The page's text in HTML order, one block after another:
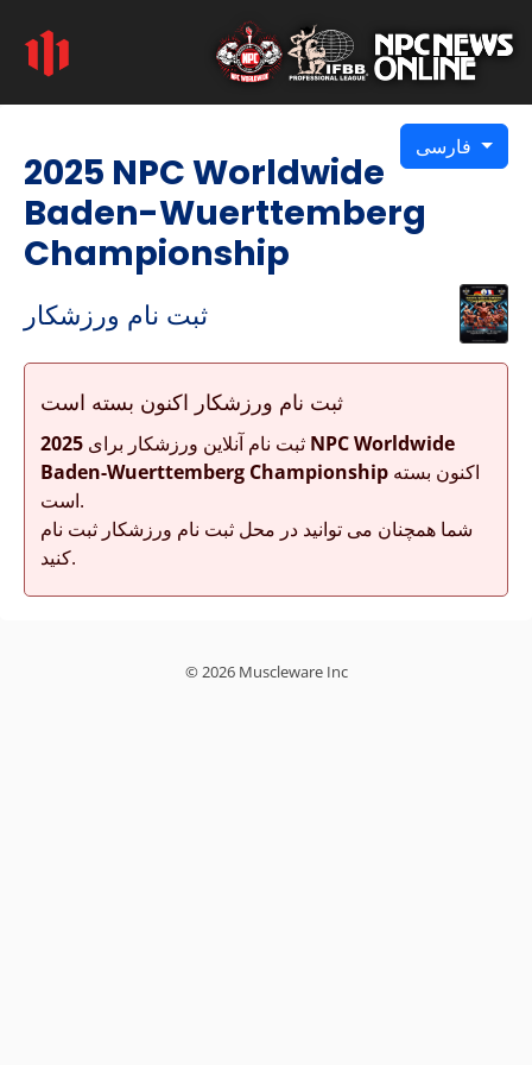
2025 NPC Worldwide
Baden-Wuerttemberg
Championship
ثبت نام ورزشکار
ثبت نام ورزشکار اکنون بسته است
ثبت نام آنلاین ورزشکار برای2025 NPC Worldwide
Baden-Wuerttemberg Championshipاکنون بسته
است.
شما همچنان می توانید در محل ثبت نام ورزشکار ثبت نام
کنید.
© 2026 Muscleware Inc